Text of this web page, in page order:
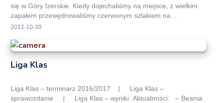
się w Góry Izerskie. Kiedy dojechaliśmy na miejsce, z wielkim
zapałem przewędrowaliśmy czerwonym szlakiem na…
2012-10-30
Liga Klas
Liga Klas – terminarz 2016/2017 | Liga Klas –
sprawozdanie | Liga Klas – wyniki Aktualności: – Beania